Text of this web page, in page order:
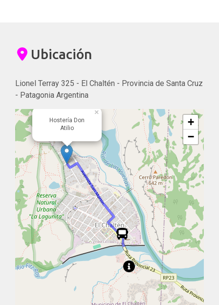
Ubicación
Lionel Terray 325 - El Chaltén - Provincia de Santa Cruz
- Patagonia Argentina
Hostería Don
Atilio
×
+
−